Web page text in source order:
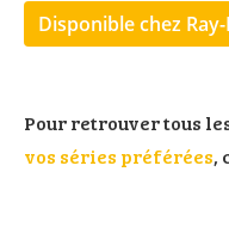
Disponible chez
Pour retrouver tous
vos séries préférées,